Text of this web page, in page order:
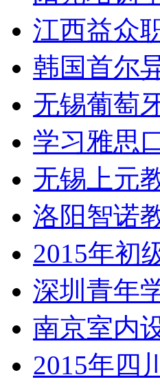
江西益众
韩国首尔
无锡葡萄
学习雅思
无锡上元
洛阳智诺
2015年初
深圳青年
南京室内
2015年四